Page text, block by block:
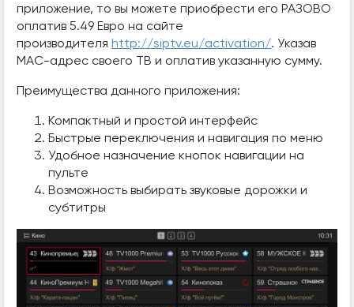
приложение, то вы можете приобрести его РАЗОВО
оплатив 5.49 Евро на сайте
производителяhttp://siptv.eu/activation/. Указав
МАС-адрес своего ТВ и оплатив указанную сумму.
Преимущества данного приложения:
Компактный и простой интерфейс
Быстрые переключения и навигация по меню
Удобное назначение кнопок навигации на
пульте
Возможность выбирать звуковые дорожки и
субтитры